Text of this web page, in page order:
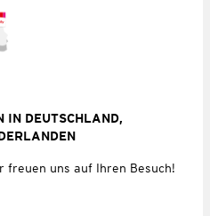
DEUTSCHLAND,
freuen uns auf Ihren Besuch!